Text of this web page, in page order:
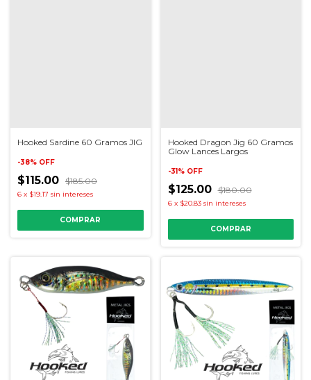
Hooked Sardine 60 Gramos JIG
-38% OFF
$115.00 $185.00
6 x $19.17 sin intereses
COMPRAR
Hooked Dragon Jig 60 Gramos
Glow Lances Largos
-31 % OFF
$125.00 $180.00
6 x $20.83 sin intereses
COMPRAR